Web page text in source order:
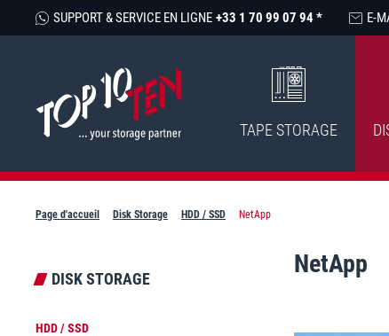
SUPPORT & SERVICE EN LIGNE +33 1 70 99 07 94 * E-
TAPE STORAGE
Page d'accueil Disk Storage HDD / SSD NetApp
DISK STORAGE
HDD / SSD
NetApp